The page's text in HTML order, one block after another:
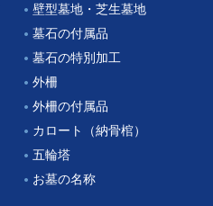
壁型墓地・芝生墓地
墓石の付属品
墓石の特別加工
外柵
外柵の付属品
カロート（納骨棺）
五輪塔
お墓の名称